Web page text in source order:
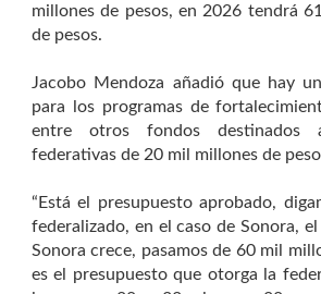
millones de pesos, en 2026 tendrá
de pesos.
Jacobo Mendoza añadió que hay
para los programas de
entre otros fondos destinados
federativas de 20 mil millones de
“Está el presupuesto aprobado,
federalizado, en el caso de Sonora,
Sonora crece, pasamos de 60 mil
es el presupuesto que otorga la